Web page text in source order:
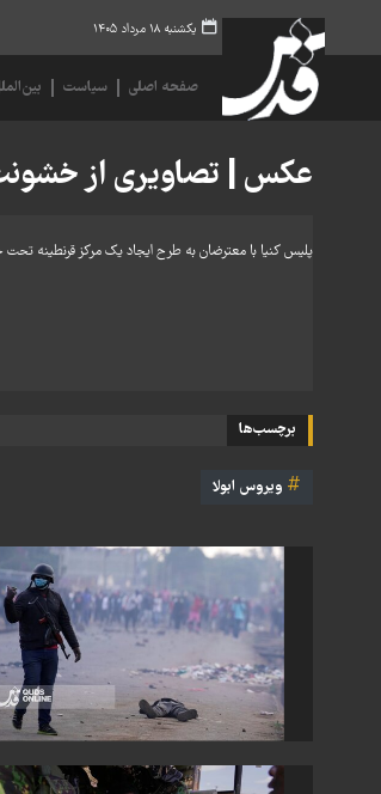
یکشنبه ۱۸ مرداد ۱۴۰۵
صفحه اصلی سیاست
عکس | تصاویری از خشونت
پلیس کنیا با معترضان به طرح ایجاد یک مرکز قرنطینه تحت
برچسب‌ها
ویروس ابولا